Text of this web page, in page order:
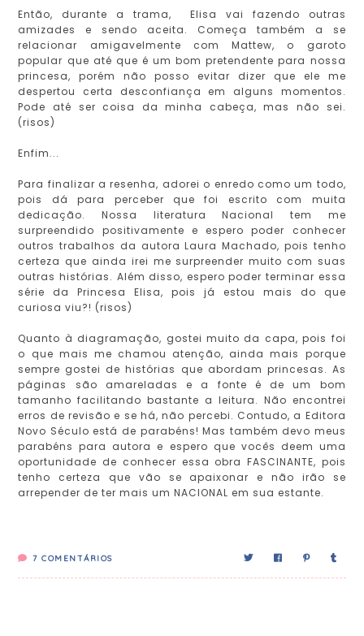
Então, durante a trama, Elisa vai fazendo outras
amizades e sendo aceita. Começa também a se
relacionar amigavelmente com Mattew, o garoto
popular que até que é um bom pretendente para nossa
princesa, porém não posso evitar dizer que ele me
despertou certa desconfiança em alguns momentos.
Pode até ser coisa da minha cabeça, mas não sei.
(risos)
Enfim...
Para finalizar a resenha, adorei o enredo como um todo,
pois dá para perceber que foi escrito com muita
dedicação. Nossa literatura Nacional tem me
surpreendido positivamente e espero poder conhecer
outros trabalhos da autora Laura Machado, pois tenho
certeza que ainda irei me surpreender muito com suas
outras histórias. Além disso, espero poder terminar essa
série da Princesa Elisa, pois já estou mais do que
curiosa viu?! (risos)
Quanto à diagramação, gostei muito da capa, pois foi
o que mais me chamou atenção, ainda mais porque
sempre gostei de histórias que abordam princesas. As
páginas são amareladas e a fonte é de um bom
tamanho facilitando bastante a leitura. Não encontrei
erros de revisão e se há, não percebi. Contudo, a Editora
Novo Século está de parabéns! Mas também devo meus
parabéns para autora e espero que vocês deem uma
oportunidade de conhecer essa obra FASCINANTE, pois
tenho certeza que vão se apaixonar e não irão se
arrepender de ter mais um NACIONAL em sua estante.
7 COMENTÁRIOS